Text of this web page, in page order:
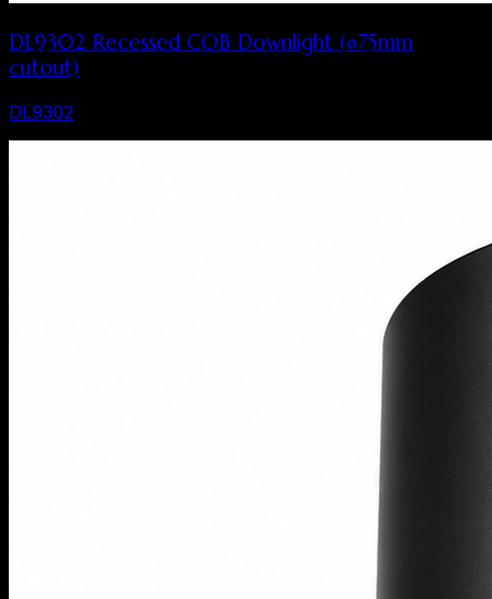
DL9302 Recessed COB Downlight (⌀75mm
cutout)
DL9302